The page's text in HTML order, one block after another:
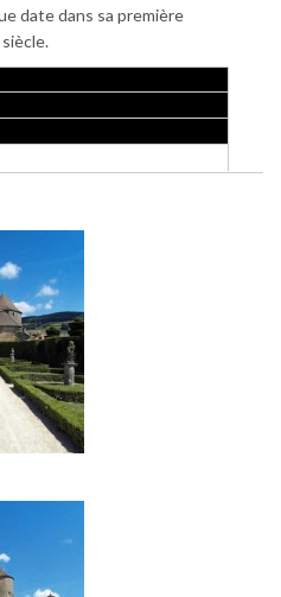
date dans sa première